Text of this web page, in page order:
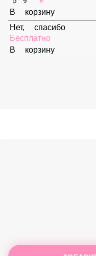
Соус «Ореховый»
59 ₽
В корзину
Соус «Спайси»